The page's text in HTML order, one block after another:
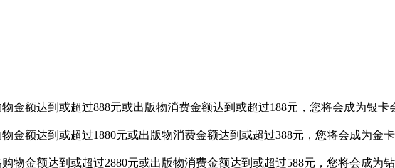
金额达到或超过888元或出版物消费金额达到或超过188元，您将会成为银卡
金额达到或超过1880元或出版物消费金额达到或超过388元，您将会成为金卡
物金额达到或超过2880元或出版物消费金额达到或超过588元，您将会成为钻